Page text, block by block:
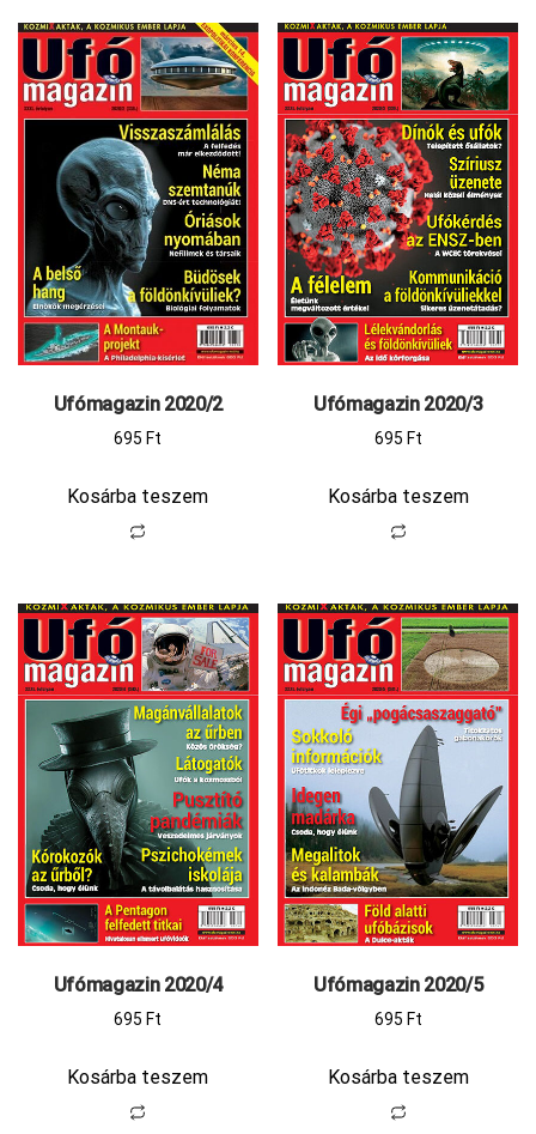
Ufómagazin 2020/2
695 Ft
Kosárba teszem
Ufómagazin 2020/3
695 Ft
Kosárba teszem
Ufómagazin 2020/4
695 Ft
Kosárba teszem
Ufómagazin 2020/5
695 Ft
Kosárba teszem